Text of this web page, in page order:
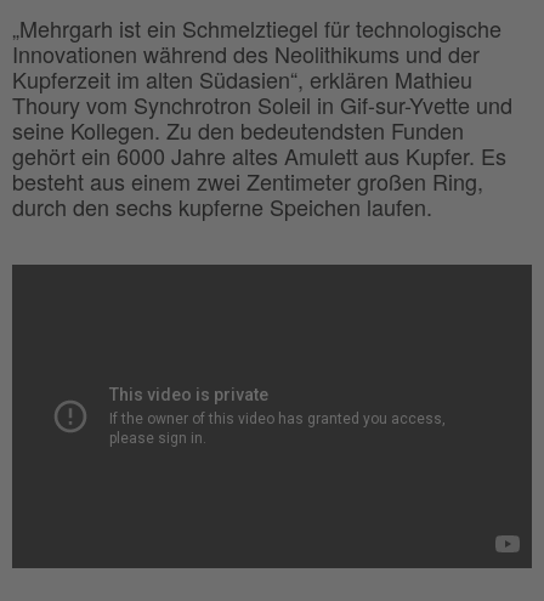
„Mehrgarh ist ein Schmelztiegel für technologische
Innovationen während des Neolithikums und der
Kupferzeit im alten Südasien“, erklären Mathieu
Thoury vom Synchrotron Soleil in Gif-sur-Yvette und
seine Kollegen. Zu den bedeutendsten Funden
gehört ein 6000 Jahre altes Amulett aus Kupfer. Es
besteht aus einem zwei Zentimeter großen Ring,
durch den sechs kupferne Speichen laufen.